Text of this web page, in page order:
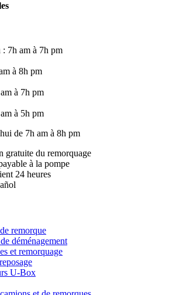
: 7h am à 7h pm
à 8h pm
à 7h pm
à 5h pm
de 7h am à 8h pm
gratuite du remorquage
à la pompe
24 heures
remorque
déménagement
et remorquage
U-Box